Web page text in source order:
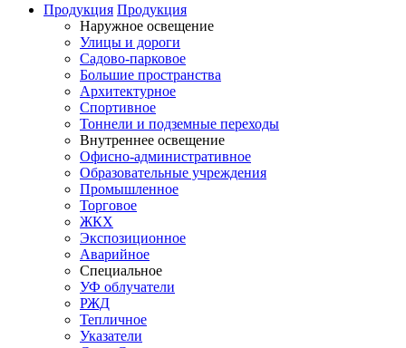
Продукция Продукция
Наружное освещение
Улицы и дороги
Садово-парковое
Большие пространства
Архитектурное
Спортивное
Тоннели и подземные переходы
Внутреннее освещение
Офисно-административное
Образовательные учреждения
Промышленное
Торговое
ЖКХ
Экспозиционное
Аварийное
Специальное
УФ облучатели
РЖД
Тепличное
Указатели